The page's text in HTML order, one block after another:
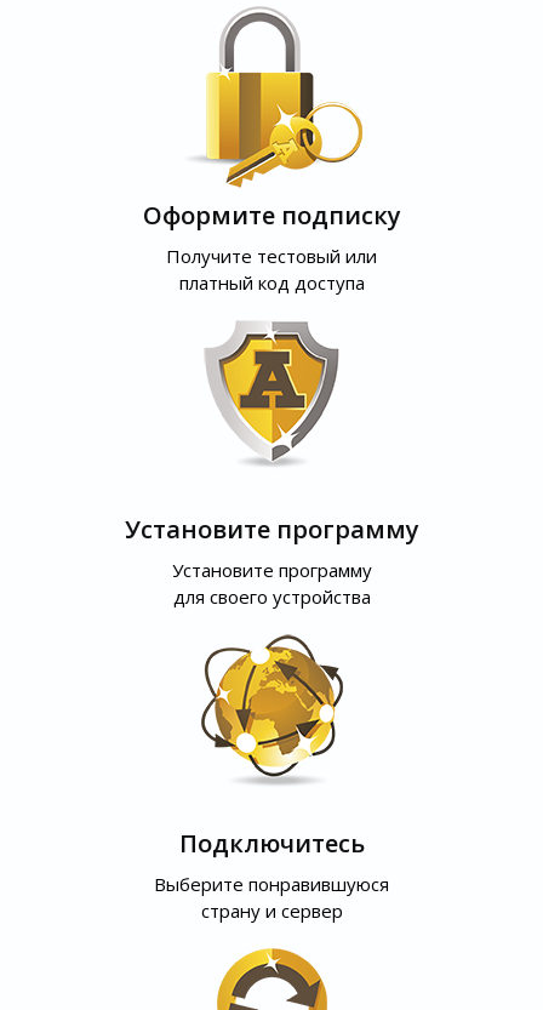
Оформите подписку
Получите тестовый или
платный код доступа
Установите программу
Установите программу
для своего устройства
Подключитесь
Выберите понравившуюся
страну и сервер